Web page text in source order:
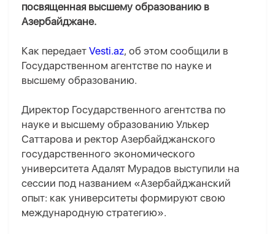
посвященная высшему образованию в
Азербайджане.
Как передает Vesti.az, об этом сообщили в
Государственном агентстве по науке и
высшему образованию.
Директор Государственного агентства по
науке и высшему образованию Улькер
Саттарова и ректор Азербайджанского
государственного экономического
университета Адалят Мурадов выступили на
сессии под названием «Азербайджанский
опыт: как университеты формируют свою
международную стратегию».